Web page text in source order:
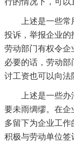
上述是一些常
投诉，举报企业的
劳动部门有权令企
必要的话，劳动
讨工资也可以向法
上述是一些办
要未雨绸缪。在企
多留下为企业工作
积极与劳动单位签